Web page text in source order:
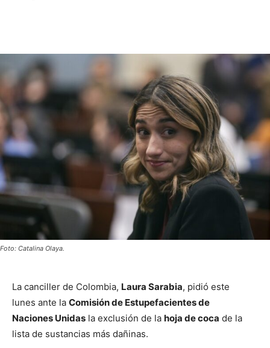
Foto: Catalina Olaya.
La canciller de Colombia, Laura Sarabia, pidió este
lunes ante la Comisión de Estupefacientes de
Naciones Unidas la exclusión de la hoja de coca de la
lista de sustancias más dañinas.